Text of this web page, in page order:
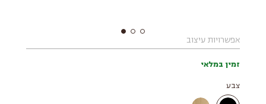
אפשרויות עיצוב
זמין במלאי
צבע